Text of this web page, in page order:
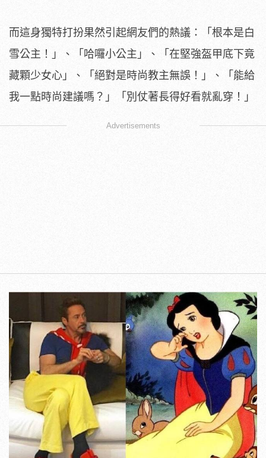
而這身獨特打扮果然引起網友們的熱議：「根本是白
雪公主！」、「哈囉小公主」、「在堅強盔甲底下竟
藏顆少女心」、「絕對是時尚教主無誤！」、「能給
我一點時尚建議嗎？」「別仗著長得好看就亂穿！」
Advertisements